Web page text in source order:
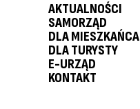
AKTUALNOŚCI
SAMORZĄD
DLA MIESZKAŃCA
DLA TURYSTY
E-URZĄD
KONTAKT